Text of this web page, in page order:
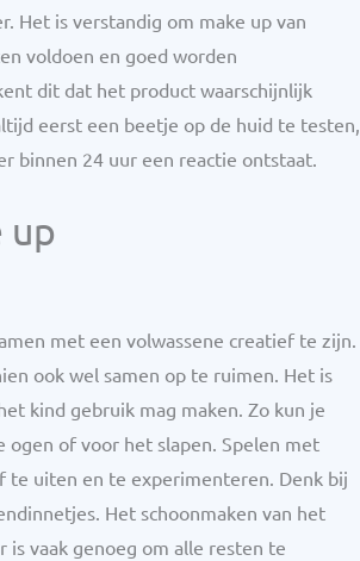
Het is verstandig om make up van
voldoen en goed worden
dit dat het product waarschijnlijk
eerst een beetje op de huid te testen,
binnen 24 uur een reactie ontstaat.
up
met een volwassene creatief te zijn.
ook wel samen op te ruimen. Het is
kind gebruik mag maken. Zo kun je
of voor het slapen. Spelen met
te uiten en te experimenteren. Denk bij
Het schoonmaken van het
vaak genoeg om alle resten te